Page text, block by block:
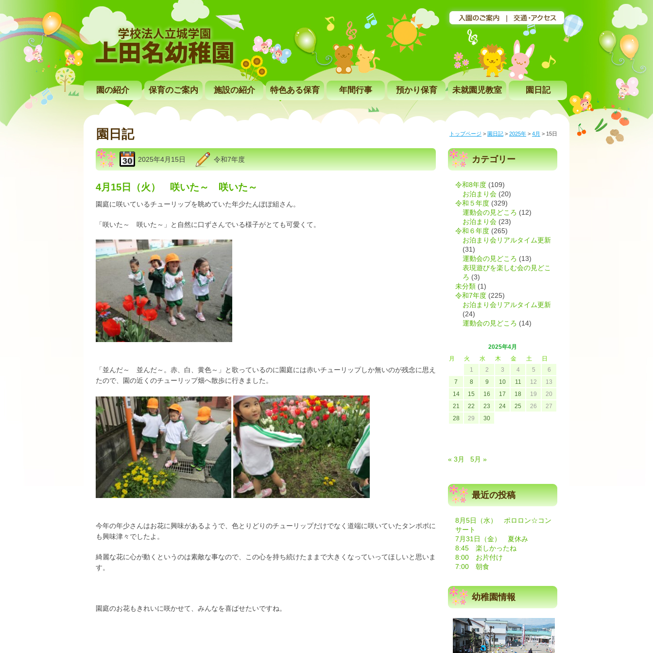
園の紹介 保育のご案内 施設の紹介 特色ある保育 年間行事 預かり保育 未就園児教室 園日記
園日記 トップページ > 園日記 > 2025年 > 4月 > 15日
2025年4月15日 令和7年度
4月15日（火） 咲いた～ 咲いた～
園庭に咲いているチューリップを眺めていた年少たんぽぽ組さん。
「咲いた～ 咲いた～」と自然に口ずさんでいる様子がとても可愛くて。
「並んだ～ 並んだ～。赤、白、黄色～」と歌っているのに園庭には赤いチューリップしか無いのが残念に思え
たので、園の近くのチューリップ畑へ散歩に行きました。
今年の年少さんはお花に興味があるようで、色とりどりのチューリップだけでなく道端に咲いていたタンポポに
も興味津々でしたよ。
綺麗な花に心が動くというのは素敵な事なので、この心を持ち続けたままで大きくなっていってほしいと思いま
す。
園庭のお花もきれいに咲かせて、みんなを喜ばせたいですね。
カテゴリー
令和8年度 (109)
お泊まり会 (20)
令和５年度 (329)
運動会の見どころ (12)
お泊まり会 (23)
令和６年度 (265)
お泊まり会リアルタイム更新
(31)
運動会の見どころ (13)
表現遊びを楽しむ会の見どこ
ろ (3)
未分類 (1)
令和7年度 (225)
お泊まり会リアルタイム更新
(24)
運動会の見どころ (14)
2025年4月
月
火 水 木 金 土
日
1
2 3 4 5
6
7
8 9 10 11 12
13
14
15 16 17 18 19
20
21
22 23 24 25 26
27
28
29 30
« 3月 5月 »
最近の投稿
8月5日（水） ポロロン☆コン
サート
7月31日（金） 夏休み
8:45 楽しかったね
8:00 お片付け
7:00 朝食
幼稚園情報